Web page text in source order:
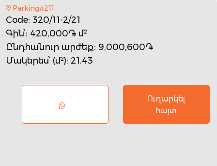
Parking#211
Code: 320/11-2/21
Գին՝: 420,000֏ մ²
Ընդհանուր արժեք: 9,000,600֏
Մակերես՝ (մ²): 21.43
Ուղարկել
հայտ